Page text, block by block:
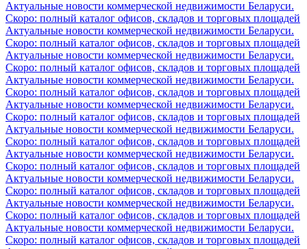
Актуальные новости коммерческой недвижимости Беларуси.
Скоро: полный каталог офисов, складов и торговых площадей
Актуальные новости коммерческой недвижимости Беларуси.
Скоро: полный каталог офисов, складов и торговых площадей
Актуальные новости коммерческой недвижимости Беларуси.
Скоро: полный каталог офисов, складов и торговых площадей
Актуальные новости коммерческой недвижимости Беларуси.
Скоро: полный каталог офисов, складов и торговых площадей
Актуальные новости коммерческой недвижимости Беларуси.
Скоро: полный каталог офисов, складов и торговых площадей
Актуальные новости коммерческой недвижимости Беларуси.
Скоро: полный каталог офисов, складов и торговых площадей
Актуальные новости коммерческой недвижимости Беларуси.
Скоро: полный каталог офисов, складов и торговых площадей
Актуальные новости коммерческой недвижимости Беларуси.
Скоро: полный каталог офисов, складов и торговых площадей
Актуальные новости коммерческой недвижимости Беларуси.
Скоро: полный каталог офисов, складов и торговых площадей
Актуальные новости коммерческой недвижимости Беларуси.
Скоро: полный каталог офисов, складов и торговых площадей